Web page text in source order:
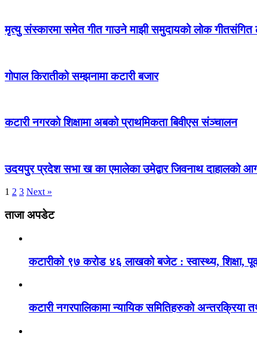
मृत्यु संस्कारमा समेत गीत गाउने माझी समुदायको लोक गीतसंगित
गोपाल किरातीको सम्झनामा कटारी बजार
कटारी नगरको शिक्षामा अबको प्राथमिकता बिवीएस संञ्चालन
उदयपुर प्रदेश सभा ख का एमालेका उमेद्वार जिवनाथ दाहालको
1 2 3 Next »
ताजा अपडेट
कटारीको ९७ करोड ४६ लाखको बजेट : स्वास्थ्य, शिक्षा,
कटारी नगरपालिकामा न्यायिक समितिहरुको